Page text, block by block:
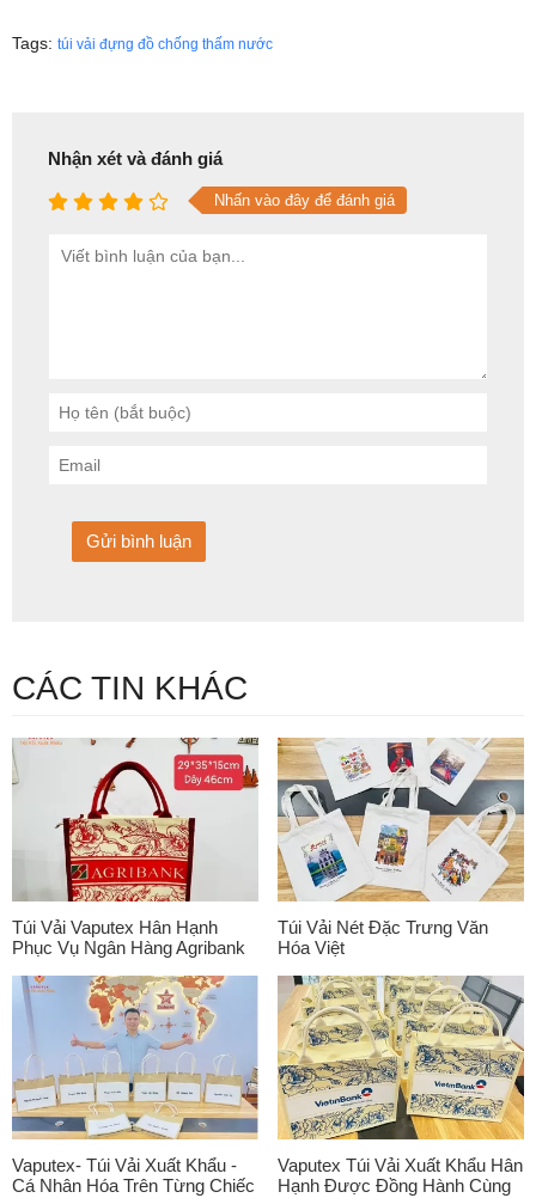
Tags: túi vải đựng đồ chống thấm nước
Nhận xét và đánh giá
Nhấn vào đây để đánh giá
CÁC TIN KHÁC
Túi Vải Vaputex Hân Hạnh
Phục Vụ Ngân Hàng Agribank
Túi Vải Nét Đặc Trưng Văn
Hóa Việt
Vaputex- Túi Vải Xuất Khẩu -
Cá Nhân Hóa Trên Từng Chiếc
Vaputex Túi Vải Xuất Khẩu Hân
Hạnh Được Đồng Hành Cùng